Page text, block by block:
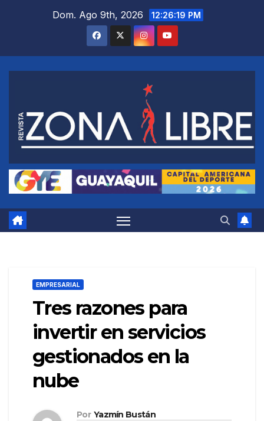
Dom. Ago 9th, 2026 12:26:20 PM
EMPRESARIAL
Tres razones para
invertir en servicios
gestionados en la
nube
Por Yazmín Bustán